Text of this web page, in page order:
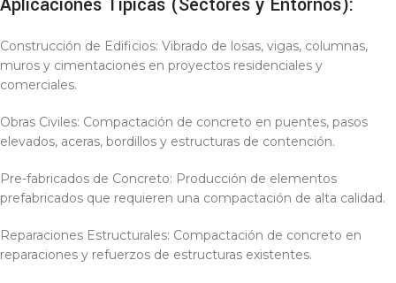
Aplicaciones Típicas (Sectores y Entornos):
Construcción de Edificios: Vibrado de losas, vigas, columnas,
muros y cimentaciones en proyectos residenciales y
comerciales.
Obras Civiles: Compactación de concreto en puentes, pasos
elevados, aceras, bordillos y estructuras de contención.
Pre-fabricados de Concreto: Producción de elementos
prefabricados que requieren una compactación de alta calidad.
Reparaciones Estructurales: Compactación de concreto en
reparaciones y refuerzos de estructuras existentes.